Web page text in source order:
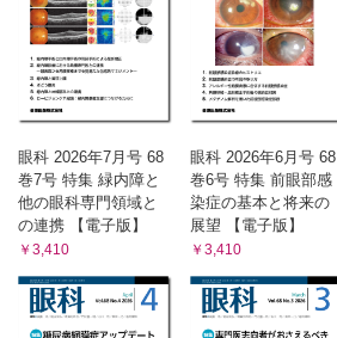
眼科 2026年7月号 68
巻7号 特集 緑内障と
他の眼科専門領域と
の連携 【電子版】
￥3,410
眼科 2026年6月号 68
巻6号 特集 前眼部感
染症の基本と将来の
展望 【電子版】
￥3,410